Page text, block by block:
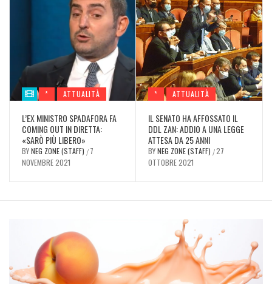
* ATTUALITÀ
L’EX MINISTRO SPADAFORA FA
COMING OUT IN DIRETTA:
«SARÒ PIÙ LIBERO»
BYNEG ZONE (STAFF) / 7
NOVEMBRE 2021
* ATTUALITÀ
IL SENATO HA AFFOSSATO IL
DDL ZAN: ADDIO A UNA LEGGE
ATTESA DA 25 ANNI
BYNEG ZONE (STAFF) /27
OTTOBRE 2021